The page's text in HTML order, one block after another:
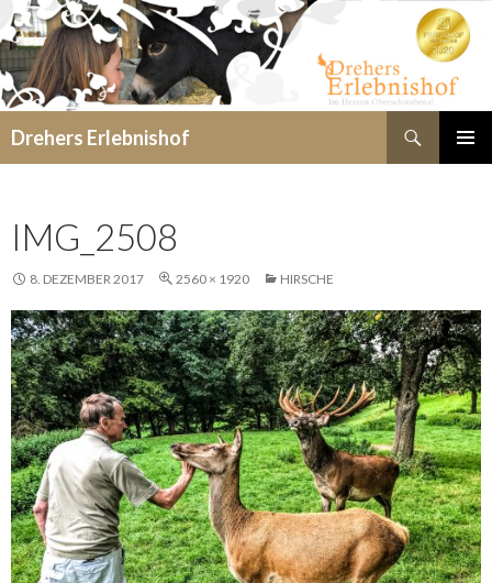
Drehers Erlebnishof
IMG_2508
8. DEZEMBER 2017 2560 × 1920 HIRSCHE